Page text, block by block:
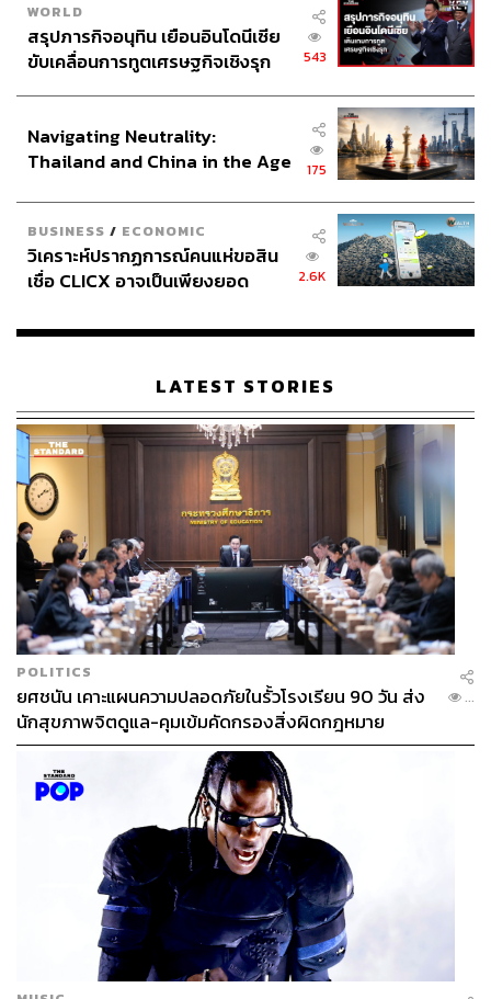
WORLD
สรุปภารกิจอนุทิน เยือนอินโดนีเซีย
ขับเคลื่อนการทูตเศรษฐกิจเชิงรุก
543
Navigating Neutrality:
Thailand and China in the Age
175
BUSINESS / ECONOMIC
วิเคราะห์ปรากฏการณ์คนแห่ขอสิน
เชื่อ CLICX อาจเป็นเพียงยอด
เรือนไทยที่ถูกซุกไว้
2.6K
LATEST STORIES
POLITICS
ยศชนัน เคาะแผนความปลอดภัยในรั้วโรงเรียน 90 วัน ส่ง
นักสุขภาพจิตดูแล-คุมเข้มคัดกรองสิ่งผิดกฎหมาย
...